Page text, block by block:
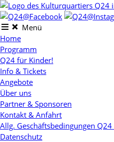
Skip
to
contentMenü
Home
Programm
Q24 für Kinder!
Info & Tickets
Angebote
Über uns
Partner & Sponsoren
Kontakt & Anfahrt
Allg. Geschäftsbedingungen Q24
Datenschutz